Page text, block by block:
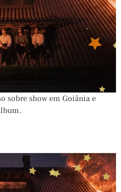
sobre show em Goiânia e